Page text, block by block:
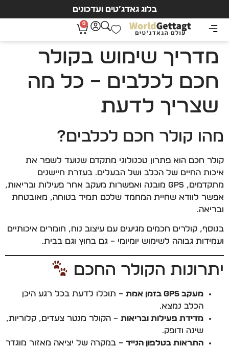
בלוג גאדג’טים ועדכונים
0
מדריך שימוש בקולר
חכם לכלבים – כל מה
שצריך לדעת
מהו קולר חכם לכלבים?
קולר חכם הוא פתרון טכנולוגי מתקדם שנועד לשפר את
איכות החיים של הכלב ושל הבעלים. בעזרת חיישנים
מתקדמים, GPS מובנה ואפשרות מעקב אחר פעילות ובריאות,
אפשר לוודא שחיית המחמד שלכם תמיד בטוחה, מאובטחת
ובריאה.
בנוסף, קולרים חכמים מגיעים עם עיצוב נוח, חומרים איכותיים
ועמידות גבוהה לשימוש יומיומי – גם בחוץ וגם בבית.
יתרונות הקולר החכם
מעקב GPS בזמן אמת
– תוכלו לדעת בכל רגע היכן
הכלב נמצא.
מדידת פעילות ובריאות – הקולר מנטר צעדים, קלוריות,
שינה ודופק.
התראות בטלפון הנייד – במקרה של יציאה מאזור מוגדר